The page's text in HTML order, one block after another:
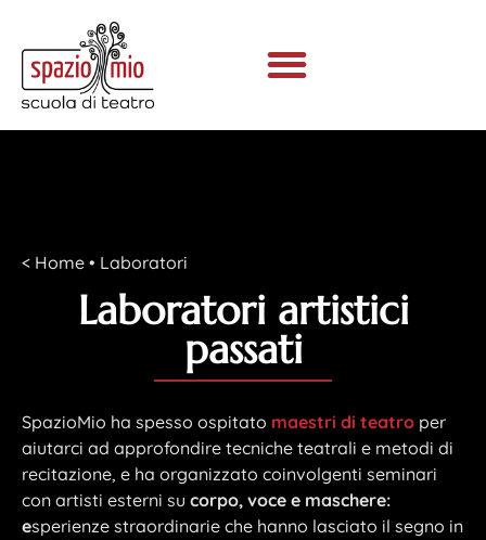
< Home • Laboratori
Laboratori artistici
passati
SpazioMio ha spesso ospitato maestri di teatro per
aiutarci ad approfondire tecniche teatrali e metodi di
recitazione, e ha organizzato coinvolgenti seminari
con artisti esterni su corpo, voce e maschere:
esperienze straordinarie che hanno lasciato il segno in